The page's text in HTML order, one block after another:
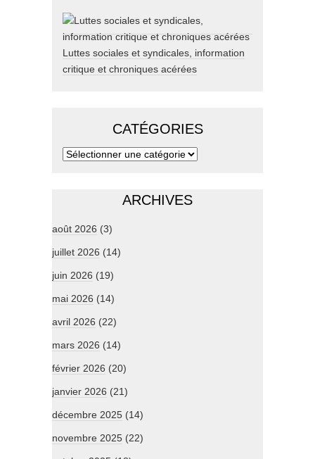
Luttes sociales et syndicales, information
critique et chroniques acérées
CATÉGORIES
ARCHIVES
août 2026 (3)
juillet 2026 (14)
juin 2026 (19)
mai 2026 (14)
avril 2026 (22)
mars 2026 (14)
février 2026 (20)
janvier 2026 (21)
décembre 2025 (14)
novembre 2025 (22)